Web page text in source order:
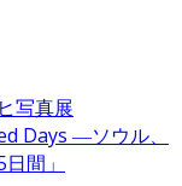
写真展
Days ―ソウル、
間」